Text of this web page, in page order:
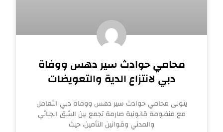
محامي حوادث سير دهس ووفاة
دبي لانتزاع الدية والتعويضات
يتولى محامي حوادث سير دهس ووفاة دبي التعامل
مع منظومة قانونية صارمة تجمع بين الشق الجنائي
والمدني وقوانين التأمين، حيث